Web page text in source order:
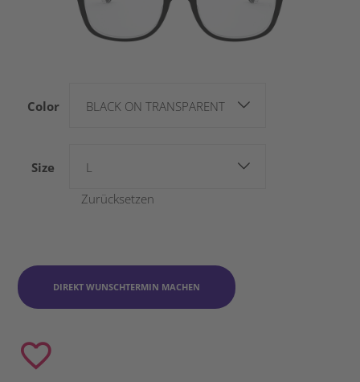
Color BLACK ON TRANSPARENT
Size
L
Zurücksetzen
DIREKT WUNSCHTERMIN MACHEN